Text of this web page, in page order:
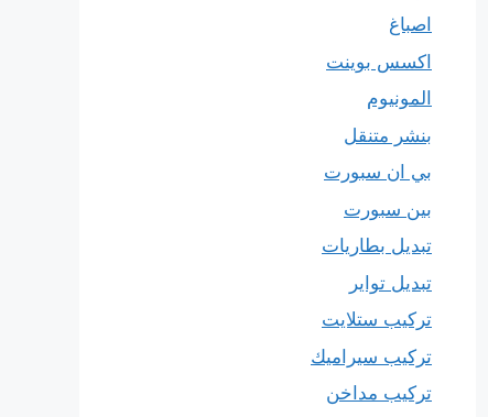
اصباغ
اكسس بوينت
المونيوم
بنشر متنقل
بي ان سبورت
بين سبورت
تبديل بطاريات
تبديل تواير
تركيب ستلايت
تركيب سيراميك
تركيب مداخن